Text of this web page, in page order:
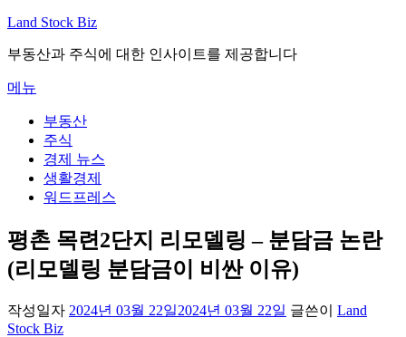
내
으
로
바
Land Stock Biz
부동산과 주식에 대한 인사이트를 제공합니다
메뉴
부동산
주식
경제 뉴스
생활경제
워드프레스
평촌 목련2단지 리모델링 – 분담금 논란
(리모델링 분담금이 비싼 이유)
작성일자 2024년 03월 22일2024년 03월 22일 글쓴이 Land
Stock Biz